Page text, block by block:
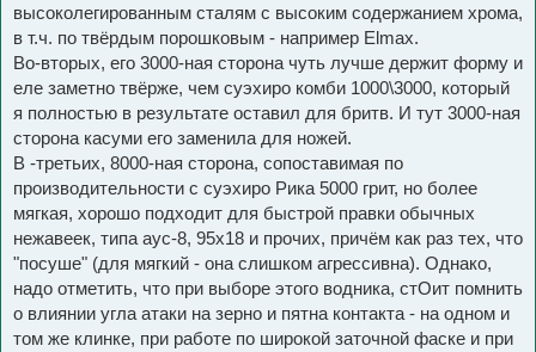
высоколегированным сталям с высоким содержанием хрома,
в т.ч. по твёрдым порошковым - например Elmax.
Во-вторых, его 3000-ная сторона чуть лучше держит форму и
еле заметно твёрже, чем суэхиро комби 1000\3000, который
я полностью в результате оставил для бритв. И тут 3000-ная
сторона касуми его заменила для ножей.
В -третьих, 8000-ная сторона, сопоставимая по
производительности с суэхиро Рика 5000 грит, но более
мягкая, хорошо подходит для быстрой правки обычных
нежавеек, типа аус-8, 95х18 и прочих, причём как раз тех, что
"посуше" (для мягкий - она слишком агрессивна). Однако,
надо отметить, что при выборе этого водника, стОит помнить
о влиянии угла атаки на зерно и пятна контакта - на одном и
том же клинке, при работе по широкой заточной фаске и при